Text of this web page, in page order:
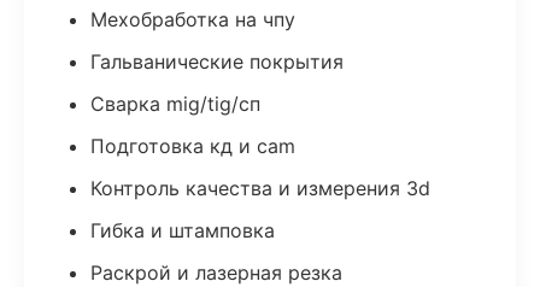
Мехобработка на чпу
Гальванические покрытия
Сварка mig/tig/сп
Подготовка кд и cam
Контроль качества и измерения 3d
Гибка и штамповка
Раскрой и лазерная резка